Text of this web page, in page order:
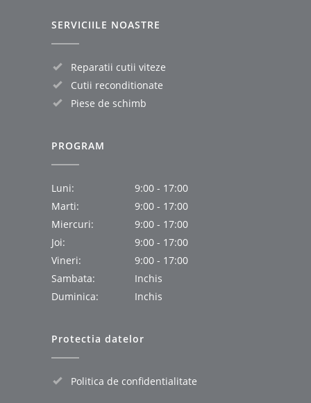
SERVICIILE NOASTRE
Reparatii cutii viteze
Cutii reconditionate
Piese de schimb
PROGRAM
Luni:
9:00 - 17:00
Marti:
9:00 - 17:00
Miercuri:
9:00 - 17:00
Joi:
9:00 - 17:00
Vineri:
9:00 - 17:00
Sambata:
Inchis
Duminica:
Inchis
Protectia datelor
Politica de confidentialitate